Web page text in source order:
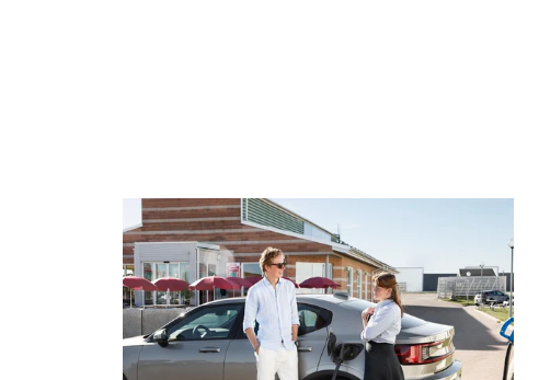
Vattenfall/Jeanette Hägglund